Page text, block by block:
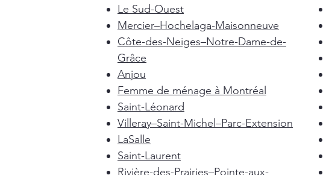
Le Sud-Ouest
Mercier–Hochelaga-Maisonneuve
Côte-des-Neiges–Notre-Dame-de-
Grâce
Anjou
Femme de ménage à Montréal
Saint-Léonard
Villeray–Saint-Michel–Parc-Extension
LaSalle
Saint-Laurent
Rivière-des-Prairies–Pointe-aux-